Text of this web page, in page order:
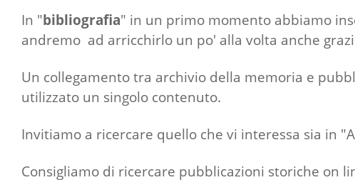
In "bibliografia" in un primo momento abbiamo
andremo ad arricchirlo un po' alla volta anche
Un collegamento tra archivio della memoria e
utilizzato un singolo contenuto.
Invitiamo a ricercare quello che vi interessa sia in
Consigliamo di ricercare pubblicazioni storiche on